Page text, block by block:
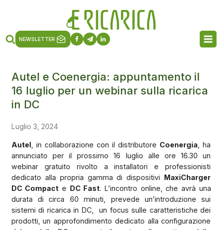
NEWSLETTER
Autel e Coenergia: appuntamento il
16 luglio per un webinar sulla ricarica
in DC
Luglio 3, 2024
Autel, in collaborazione con il distributore Coenergia , ha
annunciato per il prossimo 16 luglio alle ore 16.30 un
webinar gratuito rivolto a installatori e professionisti
dedicato alla propria gamma di dispositivi MaxiCharger
DC Compact e DC Fast. L’incontro online, che avrà una
durata di circa 60 minuti, prevede un’introduzione sui
sistemi di ricarica in DC,
un focus sulle caratteristiche dei
prodotti, un approfondimento dedicato alla configurazione